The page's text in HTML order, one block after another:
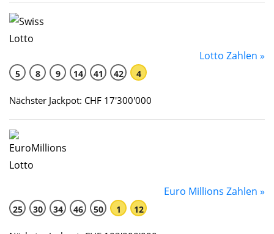
Lotto Zahlen »
5 8 9 14 41 42 4
Nächster Jackpot: CHF 17'300'000
Euro Millions Zahlen »
25 30 34 46 50 1 12